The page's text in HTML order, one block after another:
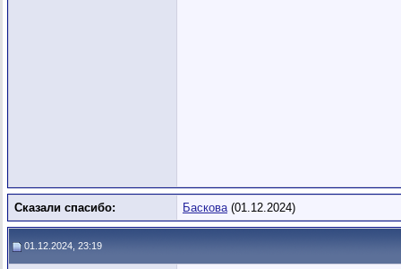
Сказали спасибо: Баскова(01.12.2024)
01.12.2024, 23:19